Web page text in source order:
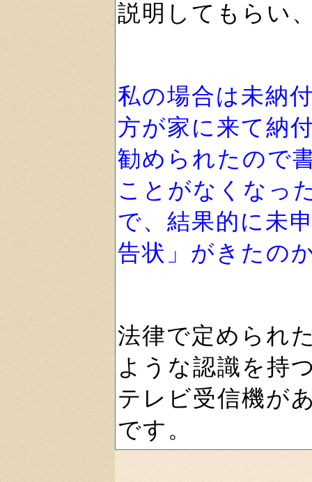
説明してもらい
私の場合は未納
方が家に来て納
勧められたので
ことがなくなっ
で、結果的に未
告状」がきたの
法律で定められ
ような認識を持
テレビ受信機が
です。